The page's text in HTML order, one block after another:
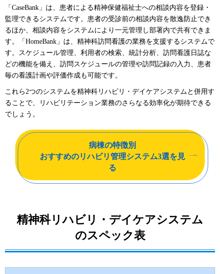
「CaseBank」は、患者による精神保健福祉士への相談内容を登録・
監理できるシステムです。患者の受診前の相談内容を散逸防止でき
るほか、相談内容をシステムにより一元管理し部署内で共有できま
す。「HomeBank」は、精神科訪問看護の業務を支援するシステムで
す。スケジュール管理、利用者の検索、統計分析、訪問看護日誌な
どの機能を備え、訪問スケジュールの管理や訪問記録の入力、患者
毎の看護計画や評価作成も可能です。
これら2つのシステムを精神科リハビリ・デイケアシステムと併用す
ることで、リハビリテーション業務のさらなる効率化が期待できる
でしょう。
病棟の特徴別
おすすめのリハビリ管理システム3選を見
る
精神科リハビリ・デイケアシステム
のスペック表